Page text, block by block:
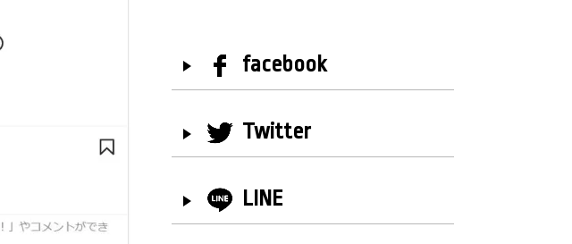
facebook
Twitter
LINE